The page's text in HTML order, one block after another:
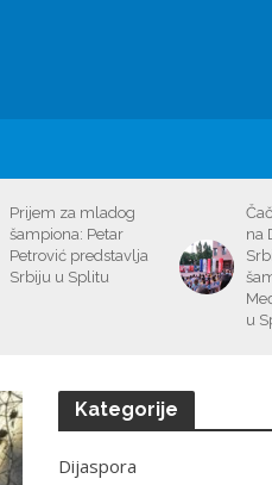
Prijem za mladog
šampiona: Petar
Petrović predstavlja
Srbiju u Splitu
na
u
Kategorije
Dijaspora